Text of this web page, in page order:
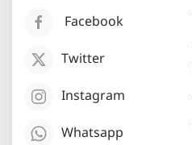
Facebook
Twitter
Instagram
Whatsapp